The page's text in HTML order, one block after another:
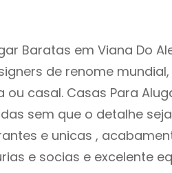
Baratas em Viana Do
de renome
ou casal. Casas Para
sem que o detalhe
e unicas ,
e socias e excelente